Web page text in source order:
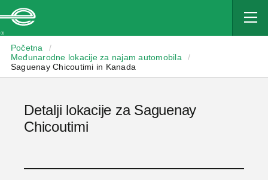
Početna
/
Međunarodne lokacije za najam automobila
/
Saguenay Chicoutimi in Kanada
Detalji lokacije za Saguenay
Chicoutimi